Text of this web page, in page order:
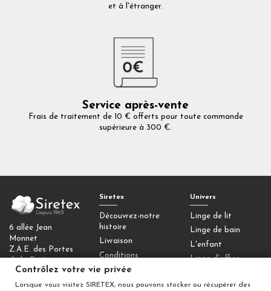
et à l'étranger.
Service après-vente
Frais de traitement de 10 € offerts pour toute commande
supérieure à 300 €.
6 allée Jean
Monnet
Z.A.E. des Portes
77090 Collégien
Contactez-nous
Siretex
Découvrez-notre
histoire
Livraison
Conditions
générales de vente
Mentions légales
Univers
Linge de lit
Linge de bain
L'enfant
Linge d'office
Déco
Contrôlez votre vie privée
Lorsque vous visitez SIRETEX, nous pouvons stocker ou récupérer des